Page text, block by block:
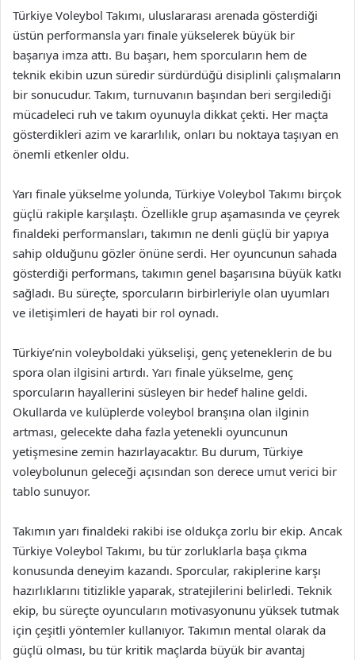
Türkiye Voleybol Takımı, uluslararası arenada gösterdiği
üstün performansla yarı finale yükselerek büyük bir
başarıya imza attı. Bu başarı, hem sporcuların hem de
teknik ekibin uzun süredir sürdürdüğü disiplinli çalışmaların
bir sonucudur. Takım, turnuvanın başından beri sergilediği
mücadeleci ruh ve takım oyunuyla dikkat çekti. Her maçta
gösterdikleri azim ve kararlılık, onları bu noktaya taşıyan en
önemli etkenler oldu.
Yarı finale yükselme yolunda, Türkiye Voleybol Takımı birçok
güçlü rakiple karşılaştı. Özellikle grup aşamasında ve çeyrek
finaldeki performansları, takımın ne denli güçlü bir yapıya
sahip olduğunu gözler önüne serdi. Her oyuncunun sahada
gösterdiği performans, takımın genel başarısına büyük katkı
sağladı. Bu süreçte, sporcuların birbirleriyle olan uyumları
ve iletişimleri de hayati bir rol oynadı.
Türkiye’nin voleyboldaki yükselişi, genç yeteneklerin de bu
spora olan ilgisini artırdı. Yarı finale yükselme, genç
sporcuların hayallerini süsleyen bir hedef haline geldi.
Okullarda ve kulüplerde voleybol branşına olan ilginin
artması, gelecekte daha fazla yetenekli oyuncunun
yetişmesine zemin hazırlayacaktır. Bu durum, Türkiye
voleybolunun geleceği açısından son derece umut verici bir
tablo sunuyor.
Takımın yarı finaldeki rakibi ise oldukça zorlu bir ekip. Ancak
Türkiye Voleybol Takımı, bu tür zorluklarla başa çıkma
konusunda deneyim kazandı. Sporcular, rakiplerine karşı
hazırlıklarını titizlikle yaparak, stratejilerini belirledi. Teknik
ekip, bu süreçte oyuncuların motivasyonunu yüksek tutmak
için çeşitli yöntemler kullanıyor. Takımın mental olarak da
güçlü olması, bu tür kritik maçlarda büyük bir avantaj